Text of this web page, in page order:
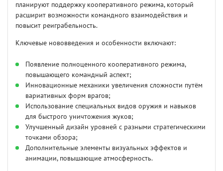
планируют поддержку кооперативного режима, который
расширит возможности командного взаимодействия и
повысит реиграбельность.
Ключевые нововведения и особенности включают:
Появление полноценного кооперативного режима,
повышающего командный аспект;
Инновационные механики увеличения сложности путём
вариативных форм врагов;
Использование специальных видов оружия и навыков
для быстрого уничтожения жуков;
Улучшенный дизайн уровней с разными стратегическими
точками обзора;
Дополнительные элементы визуальных эффектов и
анимации, повышающие атмосферность.